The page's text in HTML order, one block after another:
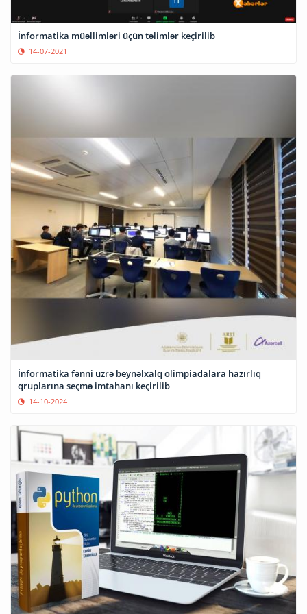
İnformatika müəllimləri üçün təlimlər keçirilib
14-07-2021
İnformatika fənni üzrə beynəlxalq olimpiadalara hazırlıq
qruplarına seçmə imtahanı keçirilib
14-10-2024